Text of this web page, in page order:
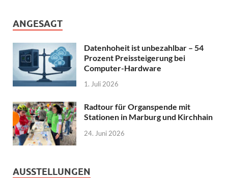
ANGESAGT
Datenhoheit ist unbezahlbar – 54
Prozent Preissteigerung bei
Computer-Hardware
1. Juli 2026
Radtour für Organspende mit
Stationen in Marburg und Kirchhain
24. Juni 2026
AUSSTELLUNGEN